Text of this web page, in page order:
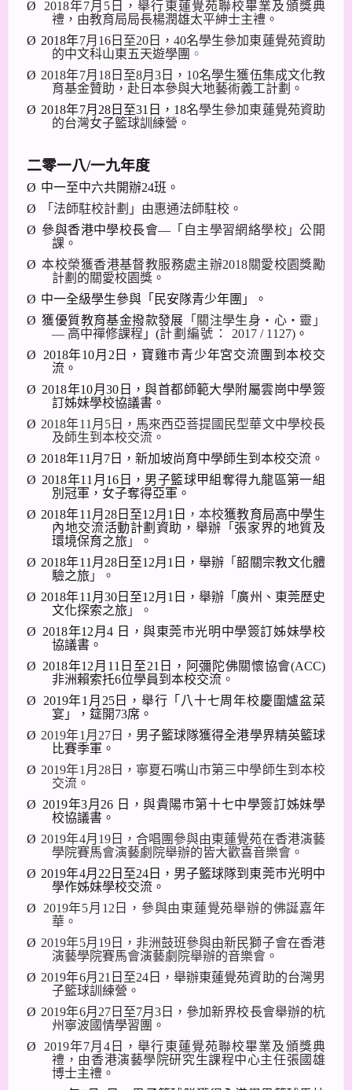
Ø 2018年7月 5 日，舉行東蓮覺苑聯校畢業及頒獎典
禮，由教育局局長楊潤雄太平紳士主禮。
Ø 2018年7月 16日至20日，40名學生參加東蓮覺苑資助
的中文科山東五天遊學團 。
Ø 2018年7月 18日至8月3 日， 10名學生獲伍集成文化教
育基金贊助，赴日本參與大地藝術義工計劃。
Ø 2018年7月 28日至31 日， 18名學生參加東蓮覺苑資助
的台灣女子籃球訓練營。
二零一八/一九年度
Ø 中一至中六共開辦24班。
Ø
「法師駐校計劃」由惠通法師駐校。
Ø 參與香港中學校長會— 「自主學習網絡學校」公開
課。
Ø 本校榮獲香港基督教服務處主辦2018關愛校園獎勵
計劃的關愛校園獎。
Ø 中一全級學生參與「民安隊青少年團」。
Ø 獲優質教育基金撥款發展 「關注學生身‧心‧靈」
— 高中禪修課程 」(計劃編號： 2017 / 1127) 。
Ø
2018年10月 2 日，寶雞巿青少年宮交流團到本校交
流。
Ø 2018年10月30 日，與首都師範大學附屬雲崗中學簽
訂姊妹學校協議書。
Ø 2018年11 月 5日，馬來西亞菩提國民型華文中學校長
及師生到本校交流。
Ø 2018年11 月 7 日，新加坡尚育中學師生到本校交流。
Ø 2018年11 月 16 日，男子籃球甲組奪得九龍區第一組
別冠軍，女子奪得亞軍。
Ø 2018年11 月 28日至12月 1 日 ，本校獲教育局高中學生
內地交流活動計劃資助，舉辦 「 張家界的地質及
環境保育之旅 」。
Ø 2018年11 月 28日至12月 1 日，舉辦 「韶關宗教文化體
驗之旅 」。
Ø 2018年11 月 30日至12月 1 日，舉辦 「 廣州、東莞歷史
文化探索之旅 」。
Ø 2018年12 月4 日，與東莞巿光明中學簽訂姊妹學校
協議書。
Ø 2018年12 月 11 日至21 日，阿彌陀佛關懷協會(ACC)
非洲賴索托6位學員到本校交流 。
Ø
2019年1 月 25日，舉行「八十七周年校慶圍爐盆菜
宴」，筵開73席。
Ø 2019年1 月 27日， 男子籃球隊獲得全港學界精英籃球
比賽季軍。
Ø 2019年1 月 28日，寧夏石嘴山市第三中學師生到本校
交流。
Ø 2019年3月 26 日，與貴陽巿第十七中學簽訂姊妹學
校協議書。
Ø 2019年4月 19日，合唱團參與由東蓮覺苑在香港演藝
學院賽馬會演藝劇院舉辦的皆大歡喜音樂會。
Ø 2019年4月 22 日至24日，男子籃球隊到東莞巿光明中
學作姊妹學校交流。
Ø
2019年5月 12 日，參與由東蓮覺苑舉辦的佛誕嘉年
華。
Ø 2019年5月 19日，非洲鼓班參與由新民獅子會在香港
演藝學院賽馬會演藝劇院舉辦的音樂會。
Ø 2019年6月 21 日至24日，舉辦東蓮覺苑資助的台灣男
子籃球訓練營。
Ø 2019年6月 27日至7月3 日，參加新界校長會舉辦的杭
州寧波國情學習團。
Ø
2019年7月4 日，舉行東蓮覺苑聯校畢業及頒獎典
禮，由香港演藝學院研究生課程中心主任張國雄
博士主禮。